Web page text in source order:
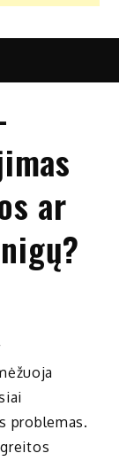
ar
problemas.